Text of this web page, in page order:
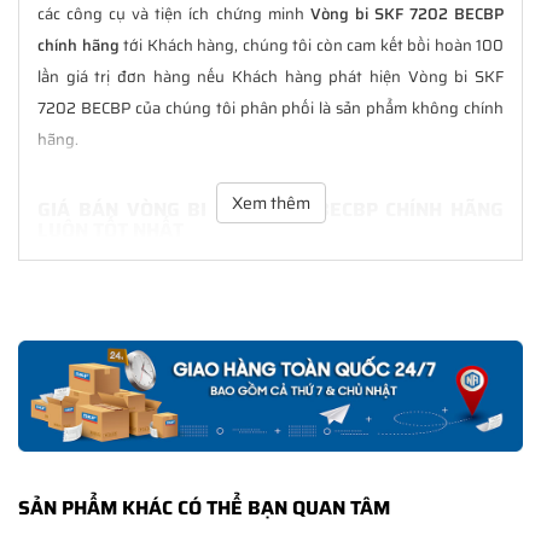
các công cụ và tiện ích chứng minh Vòng bi SKF 7202 BECBP
chính hãngtới Khách hàng, chúng tôi còn cam kết bồi hoàn 100
lần giá trị đơn hàng nếu Khách hàng phát hiện Vòng bi SKF
7202 BECBP của chúng tôi phân phối là sản phẩm không chính
hãng.
GIÁ BÁN VÒNG BI SKF 7202 BECBP CHÍNH HÃNG
TạiNGOCANH.COMgiá bán Vòng bi SKF 7202 BECBP luôn là tốt
trong suốt quá trình sử dụng các sản phẩm SKF chính hãng.
CHẾ ĐỘ BẢO HÀNH VÒNG BI SKF 7202 BECBP
CHÍNH HÃNG
Tất cả các sản phẩm SKF chính hãng do
phối đều được bảo hành chính hãng theo đúng tiêu chuẩn bảo
Xem thêm
SẢN PHẨM KHÁC CÓ THỂ BẠN QUAN TÂM